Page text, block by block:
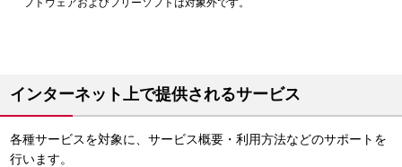
フトウェアおよびフリーソフトは対象外です。
インターネット上で提供されるサービス
各種サービスを対象に、サービス概要・利用方法などのサポートを
行います。